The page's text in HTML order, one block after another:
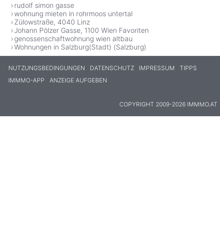
rudolf simon gasse
wohnung mieten in rohrmoos untertal
Zülowstraße, 4040 Linz
Johann Pölzer Gasse, 1100 Wien Favoriten
genossenschaftwohnung wien altbau
Wohnungen in Salzburg(Stadt) (Salzburg)
NUTZUNGSBEDINGUNGEN DATENSCHUTZ IMPRESSUM
TIPPS
IMMMO-APP
ANZEIGE AUFGEBEN
COPYRIGHT 2009-2026 IMMMO.AT